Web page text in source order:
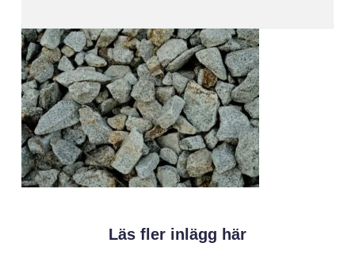
Läs fler inlägg här